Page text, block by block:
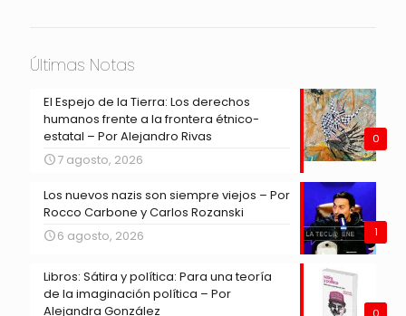
Últimas Notas
0
El Espejo de la Tierra: Los derechos
humanos frente a la frontera étnico-
estatal – Por Alejandro Rivas
7 agosto, 2026
1
Los nuevos nazis son siempre viejos – Por
Rocco Carbone y Carlos Rozanski
6 agosto, 2026
Libros: Sátira y política: Para una teoría
de la imaginación política – Por
Alejandra González